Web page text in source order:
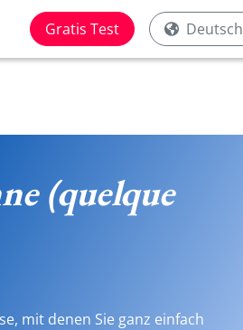
Gratis Test Deutsch
(quelque
mit denen Sie ganz einfach